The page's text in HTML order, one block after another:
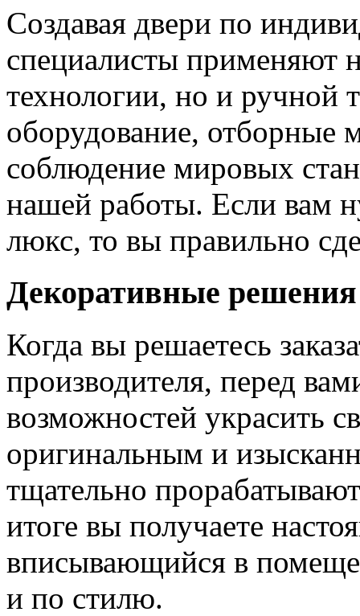
Создавая двери по
специалисты применяют
технологии, но и ручной
оборудование, отборные
соблюдение мировых
нашей работы. Если вам
люкс, то вы правильно
Декоративные решения
Когда вы решаетесь
производителя, перед
возможностей украсить
оригинальным и
тщательно
итоге вы получаете
вписывающийся в
и по стилю.